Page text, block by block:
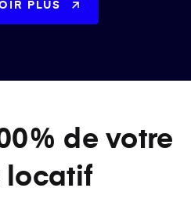
PLUS
de votre
locatif